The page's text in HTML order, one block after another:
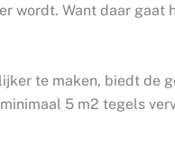
wordt. Want daar gaat
te maken, biedt de
5 m2 tegels